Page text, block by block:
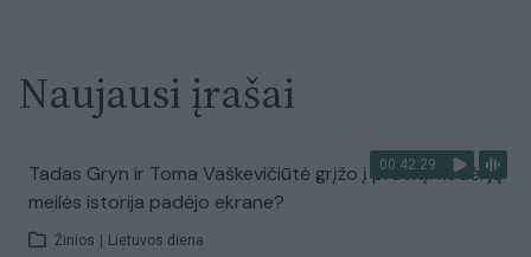
Naujausi įrašai
00:42:29
Tadas Gryn ir Toma Vaškevičiūtė grįžo į praeitį: kodėl jų
meilės istorija padėjo ekrane?
Žinios Lietuvos diena